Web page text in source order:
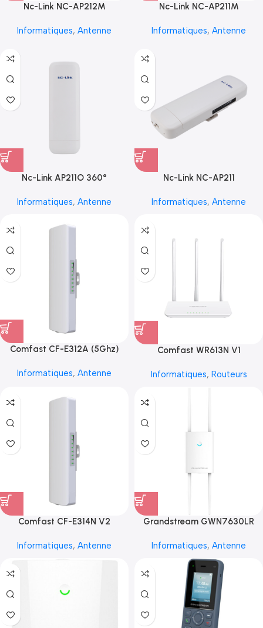
Nc-Link NC-AP212M
Informatiques, Antenne
Nc-Link NC-AP211M
Informatiques, Antenne
Nc-Link AP211O 360°
Informatiques, Antenne
Nc-Link NC-AP211
Informatiques, Antenne
Comfast CF-E312A (5Ghz)
Informatiques, Antenne
Comfast WR613N V1
Informatiques, Routeurs
Comfast CF-E314N V2
Informatiques, Antenne
Grandstream GWN7630LR
Informatiques, Antenne